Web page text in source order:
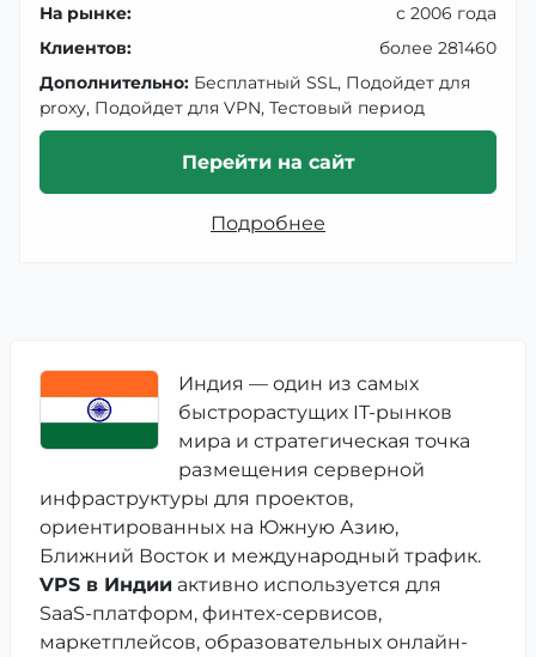
Индия — один из самых
быстрорастущих IT-рынков
мира и стратегическая точка
размещения серверной
инфраструктуры для проектов,
ориентированных на Южную Азию,
Ближний Восток и международный трафик.
VPS в Индии активно используется для
SaaS-платформ, финтех-сервисов,
маркетплейсов, образовательных онлайн-
На рынке:
с 2006 года
Клиентов:
более 281460
Дополнительно: Бесплатный SSL, Подойдет для
proxy, Подойдет для VPN, Тестовый период
Перейти на сайт
Подробнее